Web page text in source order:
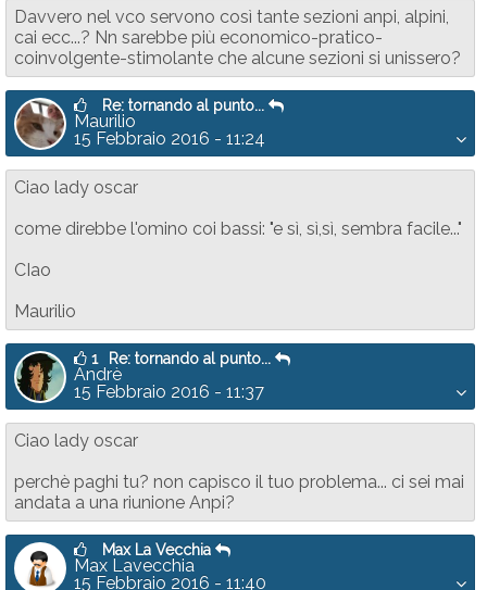
Davvero nel vco servono così tante sezioni anpi, alpini,
cai ecc...? Nn sarebbe più economico-pratico-
coinvolgente-stimolante che alcune sezioni si unissero?
Re: tornando al punto...
Maurilio
15 Febbraio 2016 - 11:24
Ciao lady oscar
come direbbe l'omino coi bassi: "e sì, sì,sì, sembra facile..."
CIao
Maurilio
1 Re: tornando al punto...
Andrè
15 Febbraio 2016 - 11:37
Ciao lady oscar
perchè paghi tu? non capisco il tuo problema... ci sei mai
andata a una riunione Anpi?
Max La Vecchia
Max Lavecchia
15 Febbraio 2016 - 11:40